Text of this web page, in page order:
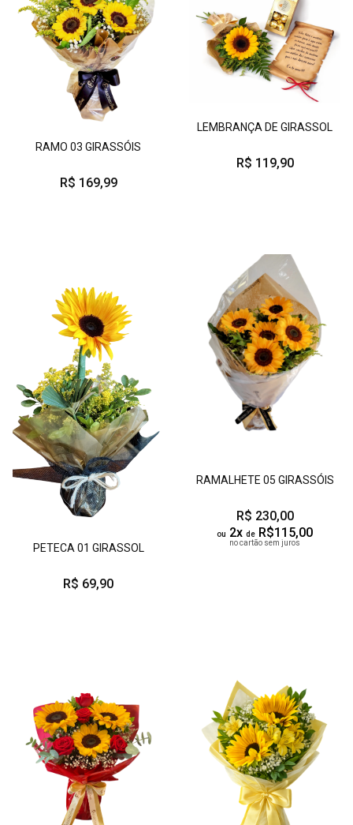
RAMO 03 GIRASSÓIS
R$ 169,99
LEMBRANÇA DE GIRASSOL
R$ 119,90
PETECA 01 GIRASSOL
R$ 69,90
RAMALHETE 05 GIRASSÓIS
R$ 230,00
ou 2x de R$115,00
no cartão sem juros